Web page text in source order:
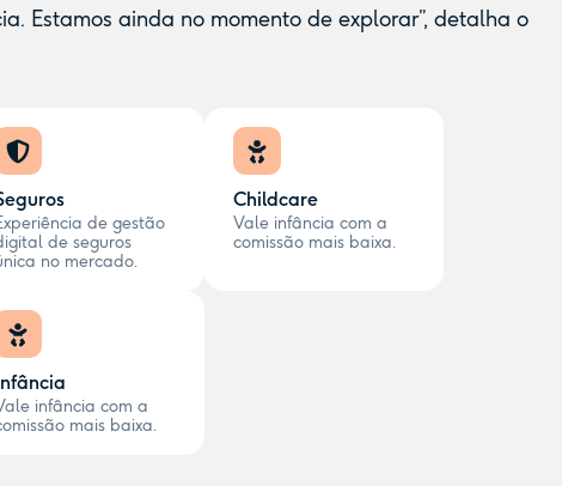
. Estamos ainda no momento de explorar”, detalha o
de gestão
de seguros
no mercado.
Childcare
Vale infância com a
comissão mais baixa.
infância com a
mais baixa.